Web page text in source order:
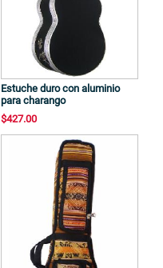
Estuche duro con aluminio
para charango
$427.00